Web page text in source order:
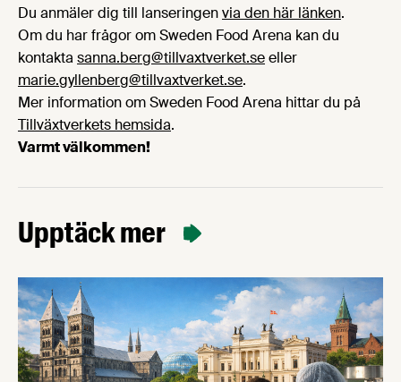
Du anmäler dig till lanseringenvia den här länken.
Om du har frågor om Sweden Food Arena kan du
kontakta sanna.berg@tillvaxtverket.seeller
marie.gyllenberg@tillvaxtverket.se.
Mer information om Sweden Food Arena hittar du på
Tillväxtverkets hemsida.
Varmt välkommen!
Upptäck mer